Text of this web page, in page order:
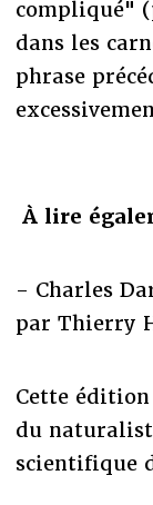
compliqué"
dans les
phrase
À lire
- Charles
par Thierry
Cette
du
scientifique